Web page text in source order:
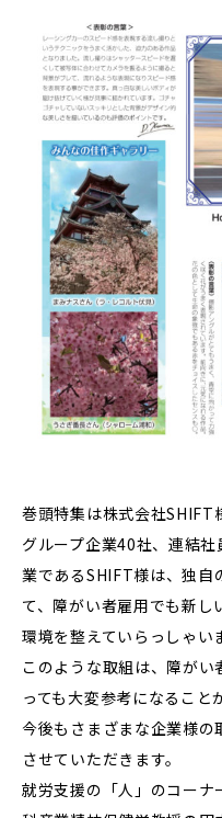
巻頭特集は株式会社SHIFT
グループ企業40社、連結
業であるSHIFT様は、独自
て、障がい者雇用でも新し
環境を整えていらっしゃい
このような取組は、障が
っても大変参考になること
今後もさまざまな企業様の
させていただきます。
就労支援の「人」のコー